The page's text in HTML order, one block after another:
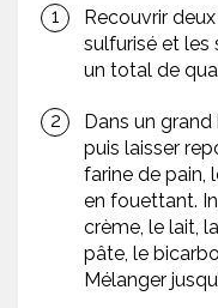
Recouvrir
sulfurisé et les
un total de
Dans un
puis laisser
farine de pain,
en fouettant.
crème, le lait,
pâte, le
Mélanger